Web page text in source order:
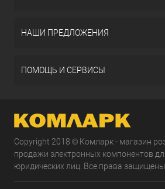
НАШИ ПРЕДЛОЖЕНИЯ
ПОМОЩЬ И СЕРВИСЫ
Copyright 2018 © Комларк - магазин
продажи электронных компонентов
юридических лиц. Все права защищены.